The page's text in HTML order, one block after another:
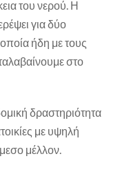
του νερού. Η
για δύο
ήδη με τους
στο
δραστηριότητα
με υψηλή
μέλλον.